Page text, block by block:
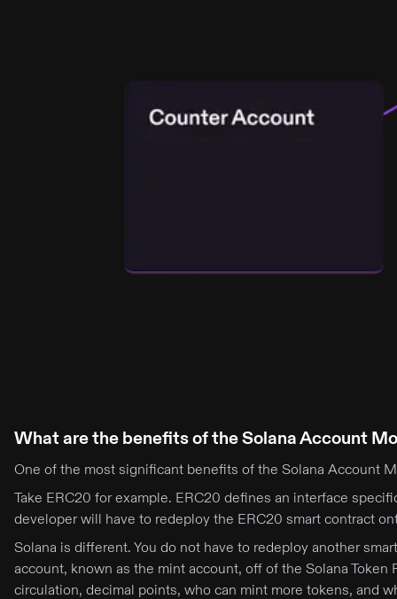
What are the benefits of the Solana Account
One of the most significant benefits of the Solana Account
Take ERC20 for example. ERC20 defines an interface
developer will have to redeploy the ERC20 smart contract
Solana is different. You do not have to redeploy another
account, known as the mint account, off of the Solana
circulation, decimal points, who can mint more tokens, and